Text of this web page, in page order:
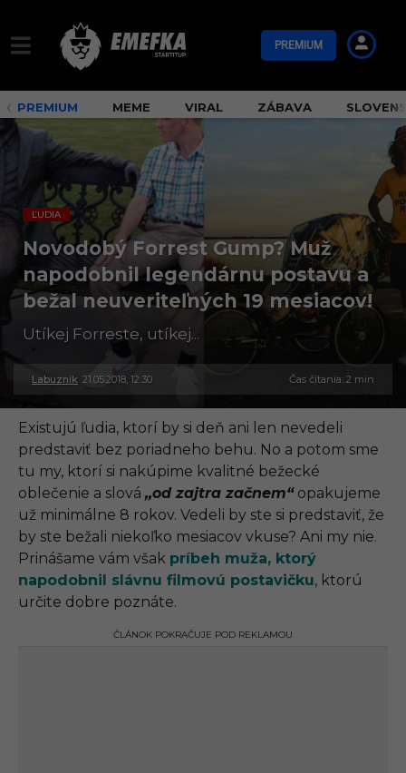
PREMIUM
PREMIUM MEME VIRAL ZÁBAVA
ĽUDIA
Novodobý Forrest Gump? Muž
napodobnil legendárnu postavu a
bežal neuveriteľných 19 mesiacov!
Utíkej Forreste, utíkej...
Labuznik 21.05.2018, 12:30
3
.
0
.
2
2
1
1
9
5
9
Čas čítania: 2 min
Existujú ľudia, ktorí by si deň ani len nevedeli
predstaviť bez poriadneho behu. No a potom sme
tu my, ktorí si nakúpime kvalitné bežecké
oblečenie a slová ,,od zajtra začnem“opakujeme
už minimálne 8 rokov. Vedeli by ste si predstaviť, že
by ste bežali niekoľko mesiacov vkuse? Ani my nie.
Prinášame vám však príbeh muža, ktorý
napodobnil slávnu filmovú postavičku, ktorú
určite dobre poznáte.
ČLÁNOK POKRAČUJE POD REKLAMOU